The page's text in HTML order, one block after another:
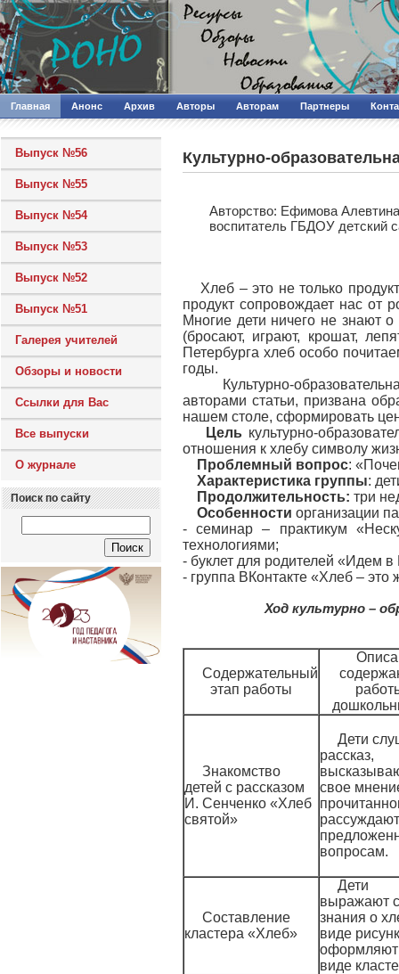
Главная Анонс Архив Авторы Авторам Партнеры
Выпуск №56
Выпуск №55
Выпуск №54
Выпуск №53
Выпуск №52
Выпуск №51
Галерея учителей
Обзоры и новости
Ссылки для Вас
Все выпуски
О журнале
Поиск по сайту
Культурно-
Авторcтво: Ефимова
воспитатель ГБДОУ детский
Хлеб – это не только
продукт сопровождает нас от
Многие дети ничего не знают
(бросают, играют, крошат,
Петербурга хлеб особо
годы.
Культурно-
авторами статьи, призвана
нашем столе, сформировать
Цель культурно-
отношения к хлебу символу
Проблемный вопрос:
Характеристика группы:
Продолжительность: три
Особенности организации
- семинар – практикум
технологиями;
- буклет для родителей «Идем
- группа ВКонтакте «Хлеб – это
Ход культурно –
Содержательный
этап работы
Знакомство
детей с рассказом
И. Сенченко «Хлеб
святой»
Дети
рассказ,
свое
вопросам.
Составление
кластера «Хлеб»
Дети
выражают
знания о
виде
оформляют
виде